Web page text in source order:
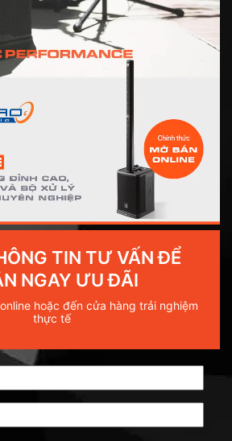
TIN TƯ VẤN ĐỂ
NGAY ƯU ĐÃI
hoặc đến cửa hàng trải nghiệm
thực tế